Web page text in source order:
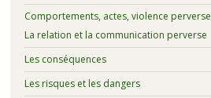
Comportements, actes, violence perverse
La relation et la communication perverse
Les conséquences
Les risques et les dangers